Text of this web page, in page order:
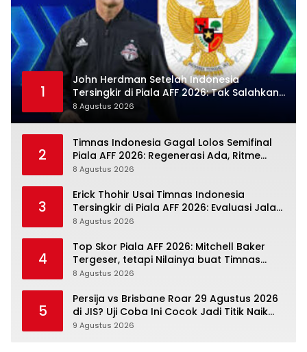
1
John Herdman Setelah Indonesia
Tersingkir di Piala AFF 2026: Tak Salahkan
Wasit, Mitchell Baker Tetap Jadi Modal
8 Agustus 2026
2
Timnas Indonesia Gagal Lolos Semifinal
Piala AFF 2026: Regenerasi Ada, Ritme
Kompetisi Masih Harus Mengejar
8 Agustus 2026
3
Erick Thohir Usai Timnas Indonesia
Tersingkir di Piala AFF 2026: Evaluasi Jalan,
Agenda Berikutnya Sudah Dekat
8 Agustus 2026
4
Top Skor Piala AFF 2026: Mitchell Baker
Tergeser, tetapi Nilainya buat Timnas
Indonesia Justru Naik
8 Agustus 2026
5
Persija vs Brisbane Roar 29 Agustus 2026
di JIS? Uji Coba Ini Cocok Jadi Titik Naik
Macan Kemayoran
9 Agustus 2026